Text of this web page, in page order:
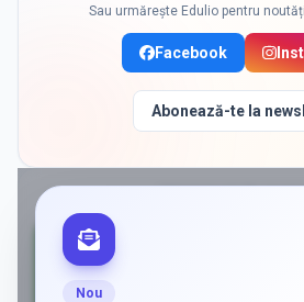
Sau urmărește Edulio pentru
Facebook
Abonează-te la
Nou